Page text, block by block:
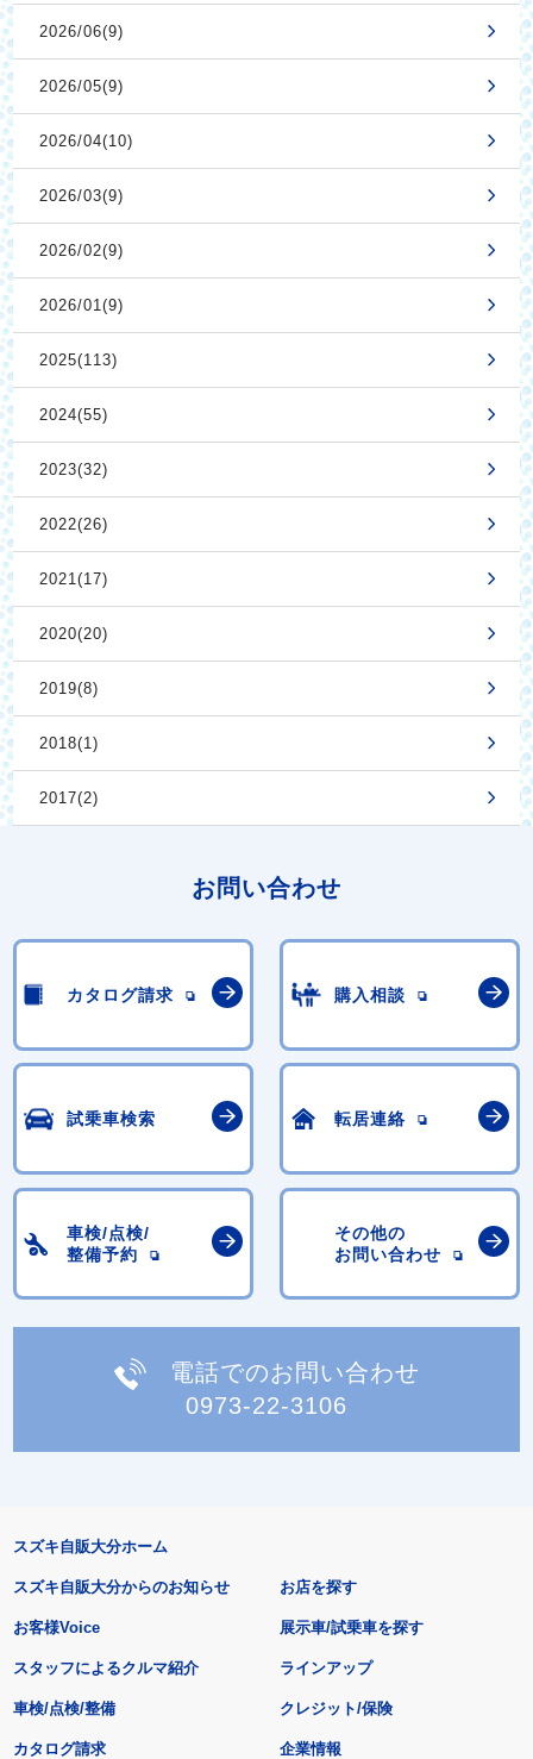
2026/06(9)
2026/05(9)
2026/04(10)
2026/03(9)
2026/02(9)
2026/01(9)
2025(113)
2024(55)
2023(32)
2022(26)
2021(17)
2020(20)
2019(8)
2018(1)
2017(2)
お問い合わせ
カタログ請求 購入相談
試乗車検索 転居連絡
車検/点検/
整備予約
その他の
お問い合わせ
電話でのお問い合わせ
0973-22-3106
スズキ自販大分ホーム
スズキ自販大分からのお知らせ
お客様Voice
スタッフによるクルマ紹介
お店を探す
展示車/試乗車を探す
ラインアップ
車検/点検/整備 クレジット/保険
カタログ請求 企業情報